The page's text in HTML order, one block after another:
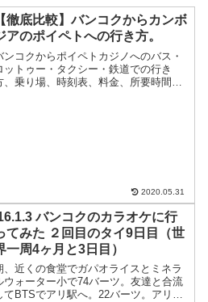
【徹底比較】バンコクからカンボ
アのポイペトへの行き方。
ンコクからポイペトカジノへのバス・
ットゥー・タクシー・鉄道での行き
、乗り場、時刻表、料金、所要時間ま
2020.05.31
バンコクのカラオケに行
てみた ２回目のタイ9日目（世
一周4ヶ月と3日目）
、近くの食堂でガパオライスとミネラ
ウォーター小で74バーツ。友達と合流
てBTSでアリ駅へ。22バーツ。アリ駅